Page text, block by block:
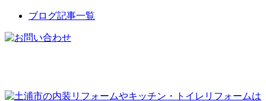
ブログ記事一覧